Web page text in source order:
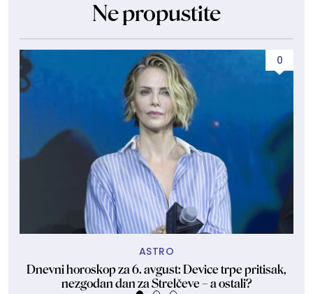
Ne propustite
0
ASTRO
Dnevni horoskop za 6. avgust: Device trpe pritisak,
nezgodan dan za Strelčeve – a ostali?